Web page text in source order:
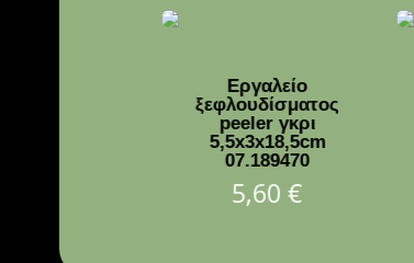
Εργαλείο
ξεφλουδίσματος
peeler γκρι
5,5x3x18,5cm
07.189470
5,60€